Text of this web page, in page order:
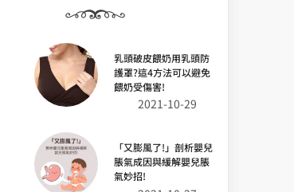
乳頭破皮餵奶用乳頭防
護罩?這4方法可以避免
餵奶受傷害!
2021-10-29
「又膨風了!」剖析嬰兒
脹氣成因與緩解嬰兒脹
氣妙招!